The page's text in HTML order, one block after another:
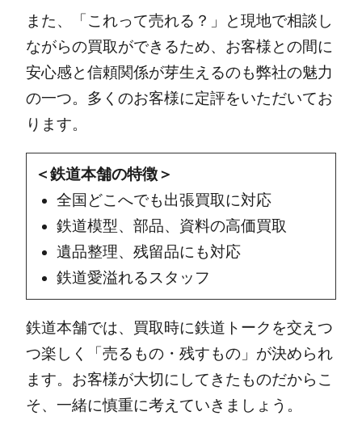
また、「これって売れる？」と現地で相談し
ながらの買取ができるため、お客様との間に
安心感と信頼関係が芽生えるのも弊社の魅力
の一つ。多くのお客様に定評をいただいてお
ります。
＜鉄道本舗の特徴＞
全国どこへでも出張買取に対応
鉄道模型、部品、資料の高価買取
遺品整理、残留品にも対応
鉄道愛溢れるスタッフ
鉄道本舗では、買取時に鉄道トークを交えつ
つ楽しく「売るもの・残すもの」が決められ
ます。お客様が大切にしてきたものだからこ
そ、一緒に慎重に考えていきましょう。